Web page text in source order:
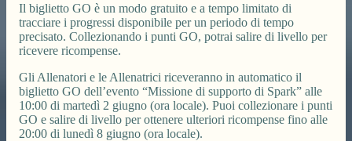
Il biglietto GO è un modo gratuito e a tempo limitato di
tracciare i progressi disponibile per un periodo di tempo
precisato. Collezionando i punti GO, potrai salire di livello per
ricevere ricompense.
Gli Allenatori e le Allenatrici riceveranno in automatico il
biglietto GO dell’evento “Missione di supporto di Spark” alle
10:00 di martedì 2 giugno (ora locale). Puoi collezionare i punti
GO e salire di livello per ottenere ulteriori ricompense fino alle
20:00 di lunedì 8 giugno (ora locale).